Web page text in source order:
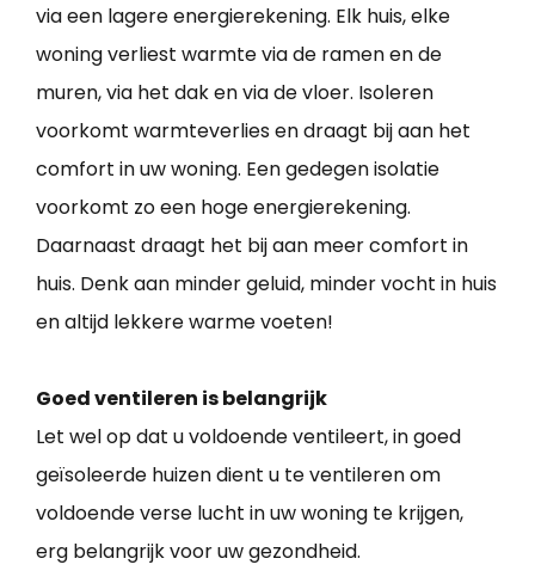
via een lagere energierekening. Elk huis, elke
woning verliest warmte via de ramen en de
muren, via het dak en via de vloer. Isoleren
voorkomt warmteverlies en draagt bij aan het
comfort in uw woning. Een gedegen isolatie
voorkomt zo een hoge energierekening.
Daarnaast draagt het bij aan meer comfort in
huis. Denk aan minder geluid, minder vocht in huis
en altijd lekkere warme voeten!
Goed ventileren is belangrijk
Let wel op dat u voldoende ventileert, in goed
geïsoleerde huizen dient u te ventileren om
voldoende verse lucht in uw woning te krijgen,
erg belangrijk voor uw gezondheid.